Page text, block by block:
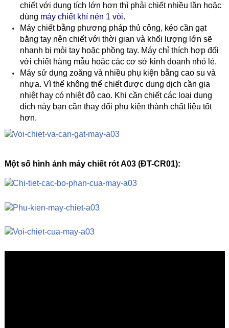
chiết với dung tích lớn hơn thì phải chiết nhiều lần hoặc
dùng máy chiết khí nén 1 vòi.
Máy chiết bằng phương pháp thủ công, kéo cần gạt
bằng tay nên chiết với thời gian và khối lượng lớn sẽ
nhanh bị mỏi tay hoặc phồng tay. Máy chỉ thích hợp đối
với chiết hàng mẫu hoặc các cơ sở kinh doanh nhỏ lẻ.
Máy sử dụng zoăng và nhiều phụ kiện bằng cao su và
nhựa. Vì thế không thể chiết được dung dịch cần gia
nhiệt hay có nhiệt độ cao. Khi cần chiết các loại dung
dịch này bạn cần thay đổi phụ kiện thành chất liệu tốt
hơn.
Một số hình ảnh máy chiết rót A03 (ĐT-CR01):